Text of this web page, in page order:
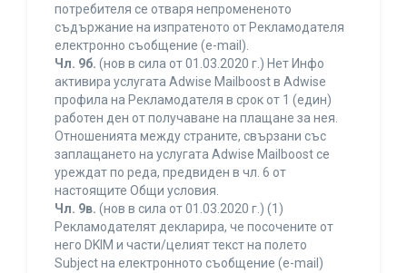
потребителя се отваря непромененото
съдържание на изпратеното от Рекламодателя
електронно съобщение (e-mail).
Чл. 9б. (нов в сила от 01.03.2020 г.) Нет Инфо
активира услугата Adwise Mailboost в Adwise
профила на Рекламодателя в срок от 1 (един)
работен ден от получаване на плащане за нея.
Отношенията между страните, свързани със
заплащането на услугата Adwise Mailboost се
уреждат по реда, предвиден в чл. 6 от
настоящите Общи условия.
Чл. 9в. (нов в сила от 01.03.2020 г.) (1)
Рекламодателят декларира, че посочените от
него DKIM и части/целият текст на полето
Subject на електронното съобщение (e-mail)